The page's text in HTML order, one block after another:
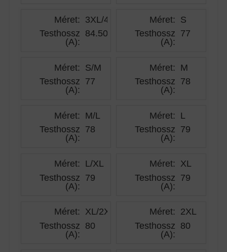
Méret: 3XL/4XL
Testhossz
(A):
84.50
Méret: S
Testhossz
(A):
77
Méret: S/M
Testhossz
(A):
77
Méret: M
Testhossz
(A):
78
Méret: M/L
Testhossz
(A):
78
Méret: L
Testhossz
(A):
79
Méret: L/XL
Testhossz
(A):
79
Méret: XL
Testhossz
(A):
79
Méret: XL/2XL
Testhossz
(A):
80
Méret: 2XL
Testhossz
(A):
80